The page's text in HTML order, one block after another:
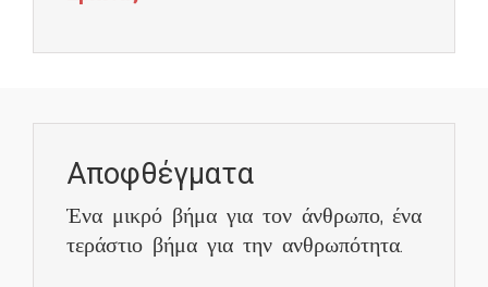
Αποφθέγματα
Ένα μικρό βήμα για τον άνθρωπο, ένα
τεράστιο βήμα για την ανθρωπότητα.